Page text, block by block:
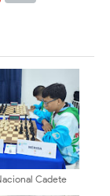
Cadete